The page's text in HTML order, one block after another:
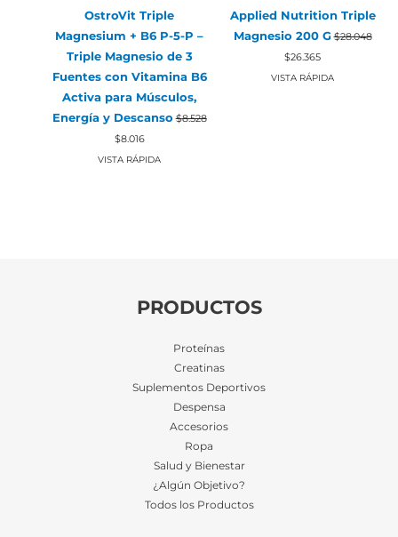
OstroVit Triple
Magnesium + B6 P-5-P –
Triple Magnesio de 3
Fuentes con Vitamina B6
Activa para Músculos,
Energía y Descanso $8.528
El
precio
original
$8.016El
precio
actual
VISTA RÁPIDA
Applied Nutrition Triple
Magnesio 200 G $28.048
El
precio
original
$26.365El
precio
actual
VISTA RÁPIDA
PRODUCTOS
Proteínas
Creatinas
Suplementos Deportivos
Despensa
Accesorios
Ropa
Salud y Bienestar
¿Algún Objetivo?
Todos los Productos